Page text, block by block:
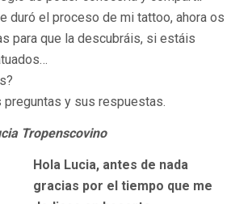
duró el proceso de mi tattoo, ahora os
para que la descubráis, si estáis
preguntas y sus respuestas.
Tropenscovino
Hola Lucia, antes de nada
gracias por el tiempo que me